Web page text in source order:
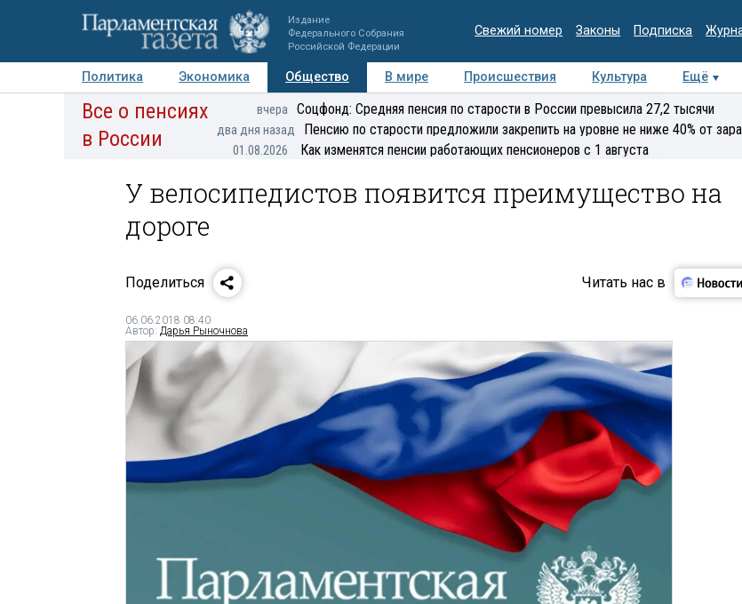
Издание
Федерального Собрания
Российской Федерации
Свежий номер Законы Подписка
Политика Экономика Общество В мире Происшествия Культура Ещё
Авторы Персоны Мнения Регионы Медиацентр Интервью Колумнисты
Все о пенсиях
в России
вчера Соцфонд: Средняя пенсия по старости в России превысила 27,2 тысячи
два дня назад Пенсию по старости предложили закрепить на уровне не ниже 40% от
01.08.2026 Как изменятся пенсии работающих пенсионеров с 1 августа
У велосипедистов появится преимущество на
дороге
Поделиться Читать нас в
06.06.2018 08:40
Автор: Дарья Рыночнова